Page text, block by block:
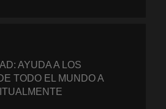
AYUDA A LOS
TODO EL MUNDO A